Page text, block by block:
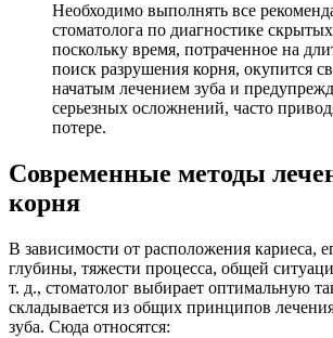
Необходимо выполнять все
стоматолога по диагностике
поскольку время, потраченное на
поиск разрушения корня, окупится
начатым лечением зуба и
серьезных осложнений, часто
потере.
Современные методы
корня
В зависимости от расположения кариеса,
глубины, тяжести процесса, общей
т. д., стоматолог выбирает оптимальную
складывается из общих принципов
зуба. Сюда относятся: